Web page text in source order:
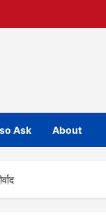
Ask About